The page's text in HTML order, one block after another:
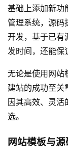
基础上添加新功
管理系统，源
开发，基于已有
发时间，还能保
无论是使用网站
建站的成功至关
因其高效、灵
选。
网站模板与